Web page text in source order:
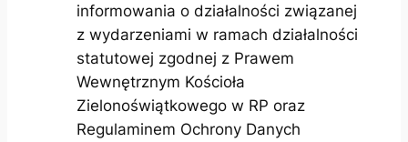
informowania o działalności związanej
z wydarzeniami w ramach działalności
statutowej zgodnej z Prawem
Wewnętrznym Kościoła
Zielonoświątkowego w RP oraz
Regulaminem Ochrony Danych